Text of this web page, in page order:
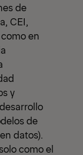
de
CEI,
en
y
de
datos).
como el